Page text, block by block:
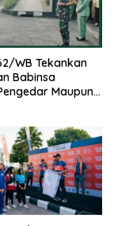
WB Tekankan
Babinsa
Maupun